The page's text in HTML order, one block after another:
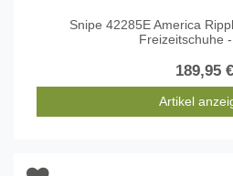
Snipe 42285E America
Freizeitschuhe
189,95 €
Artikel